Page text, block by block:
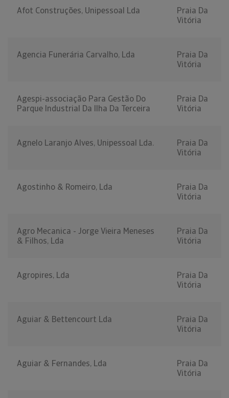
Afot Construções, Unipessoal Lda
Praia Da
Vitória
Agencia Funerária Carvalho, Lda
Praia Da
Vitória
Agespi-associação Para Gestão Do
Parque Industrial Da Ilha Da Terceira
Praia Da
Vitória
Agnelo Laranjo Alves, Unipessoal Lda.
Praia Da
Vitória
Agostinho & Romeiro, Lda
Praia Da
Vitória
Agro Mecanica - Jorge Vieira Meneses
& Filhos, Lda
Praia Da
Vitória
Agropires, Lda
Praia Da
Vitória
Aguiar & Bettencourt Lda
Praia Da
Vitória
Aguiar & Fernandes, Lda
Praia Da
Vitória